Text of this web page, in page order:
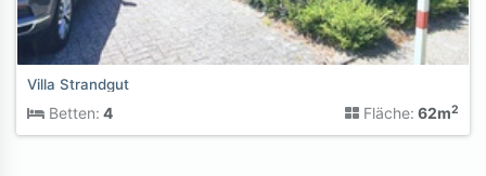
Villa Strandgut
Betten: 4 Fläche: 62m2